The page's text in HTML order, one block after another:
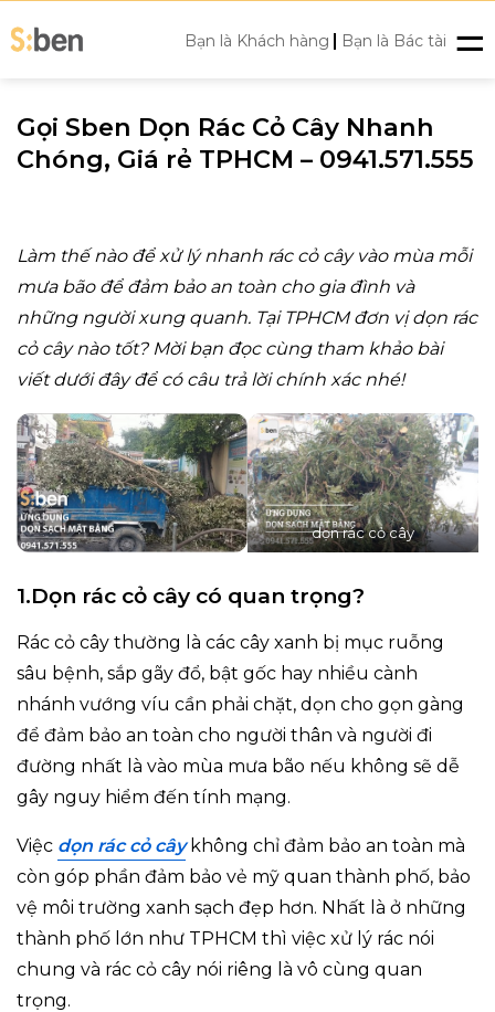
to
Bạn là Khách hàng | Bạn là Bác tài
Gọi Sben Dọn Rác Cỏ Cây Nhanh
Chóng, Giá rẻ TPHCM – 0941.571.555
Làm thế nào để xử lý nhanh rác cỏ cây vào mùa mỗi
mưa bão để đảm bảo an toàn cho gia đình và
những người xung quanh. Tại TPHCM đơn vị dọn rác
cỏ cây nào tốt? Mời bạn đọc cùng tham khảo bài
viết dưới đây để có câu trả lời chính xác nhé!
dọn rác cỏ cây
1.Dọn rác cỏ cây có quan trọng?
Rác cỏ cây thường là các cây xanh bị mục ruỗng
sâu bệnh, sắp gãy đổ, bật gốc hay nhiều cành
nhánh vướng víu cần phải chặt, dọn cho gọn gàng
để đảm bảo an toàn cho người thân và người đi
đường nhất là vào mùa mưa bão nếu không sẽ dễ
gây nguy hiểm đến tính mạng.
Việc dọn rác cỏ câykhông chỉ đảm bảo an toàn mà
còn góp phần đảm bảo vẻ mỹ quan thành phố, bảo
vệ môi trường xanh sạch đẹp hơn. Nhất là ở những
thành phố lớn như TPHCM thì việc xử lý rác nói
chung và rác cỏ cây nói riêng là vô cùng quan
trọng.